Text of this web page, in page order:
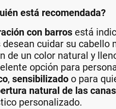
está recomendada?
con barros está
desean cuidar su cabello
de un color natural y
opción para
, sensibilizado o para
natural de las canas
personalizado.